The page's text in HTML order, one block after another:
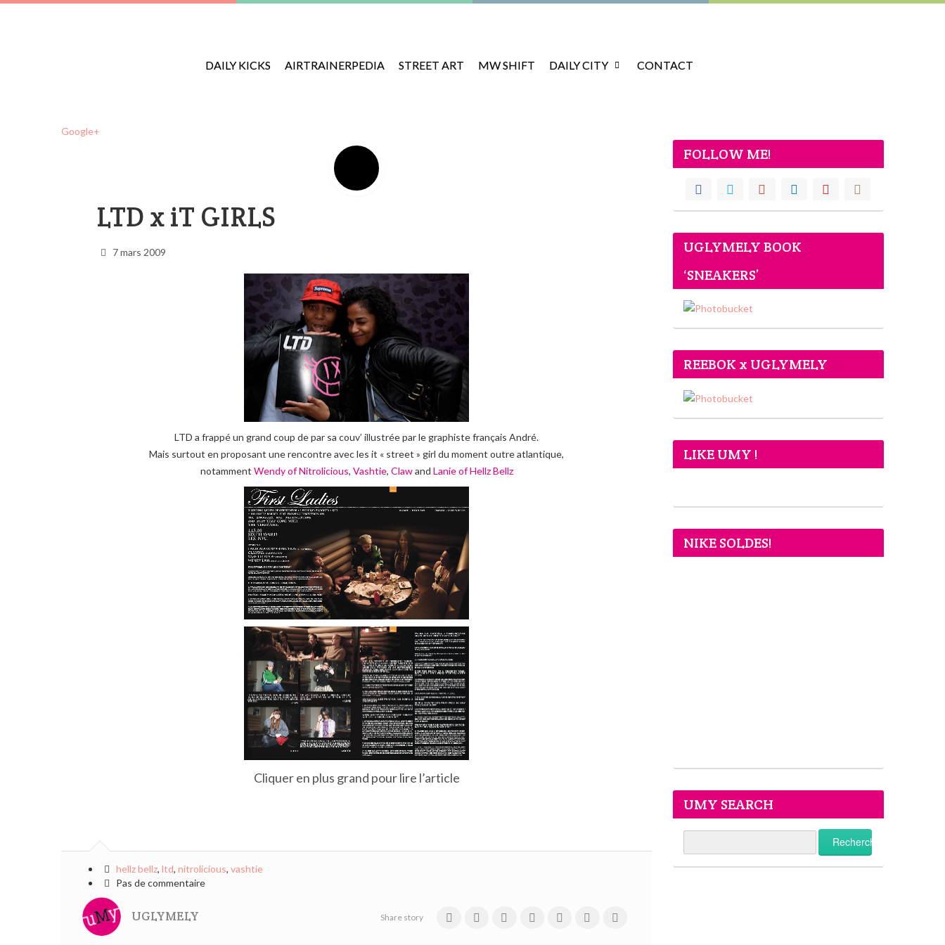
DAILY KICKS AIRTRAINERPEDIA STREET ART MW SHIFT DAILY CITY CONTACT
Google+
LTD x iT GIRLS
7 mars 2009
LTD a frappé un grand coup de par sa couv’ illustrée par le graphiste français André.
Mais surtout en proposant une rencontre avec les it « street » girl du moment outre atlantique,
notamment Wendy of Nitrolicious, Vashtie, Clawand Lanie of Hellz Bellz
Cliquer en plus grand pour lire l’article
hellz bellz, ltd, nitrolicious, vashtie
Pas de commentaire
UGLYMELY Share story
FOLLOW ME!
UGLYMELY BOOK
‘SNEAKERS’
REEBOK x UGLYMELY
LIKE UMY !
NIKE SOLDES!
UMY SEARCH